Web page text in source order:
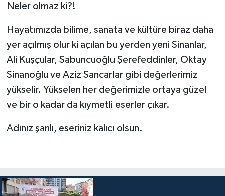
Neler olmaz ki?!
Hayatımızda bilime, sanata ve kültüre biraz daha
yer açılmış olur ki açılan bu yerden yeni Sinanlar,
Ali Kuşçular, Sabuncuoğlu Şerefeddinler, Oktay
Sinanoğlu ve Aziz Sancarlar gibi değerlerimiz
yükselir. Yükselen her değerimizle ortaya güzel
ve bir o kadar da kıymetli eserler çıkar.
Adınız şanlı, eseriniz kalıcı olsun.
Malatya Müftülüğü
Mardin Müftülüğü